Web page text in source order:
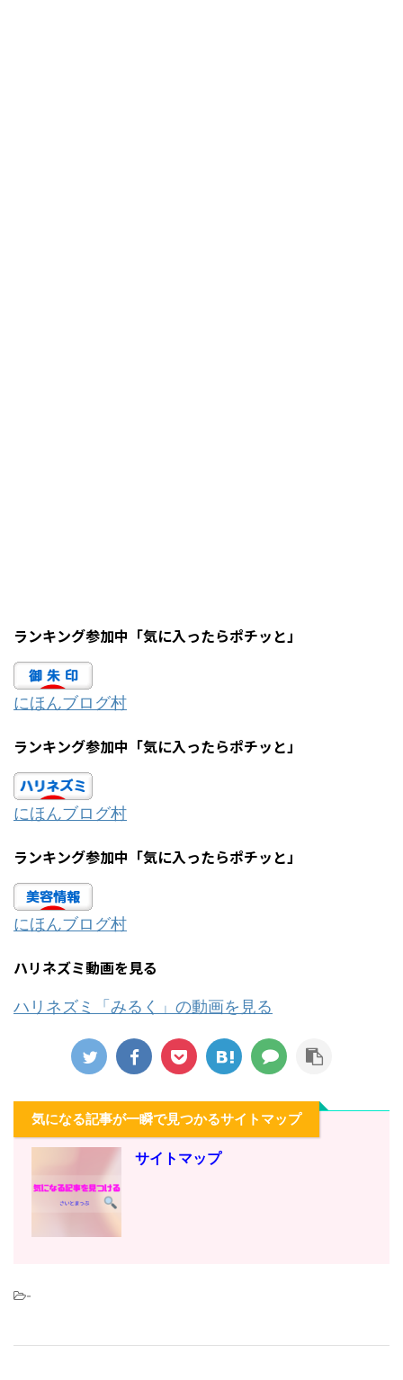
ランキング参加中「気に入ったらポチッと」
にほんブログ村
ランキング参加中「気に入ったらポチッと」
にほんブログ村
ランキング参加中「気に入ったらポチッと」
にほんブログ村
ハリネズミ動画を見る
ハリネズミ「みるく」の動画を見る
気になる記事が一瞬で見つかるサイトマップ
サイトマップ
-